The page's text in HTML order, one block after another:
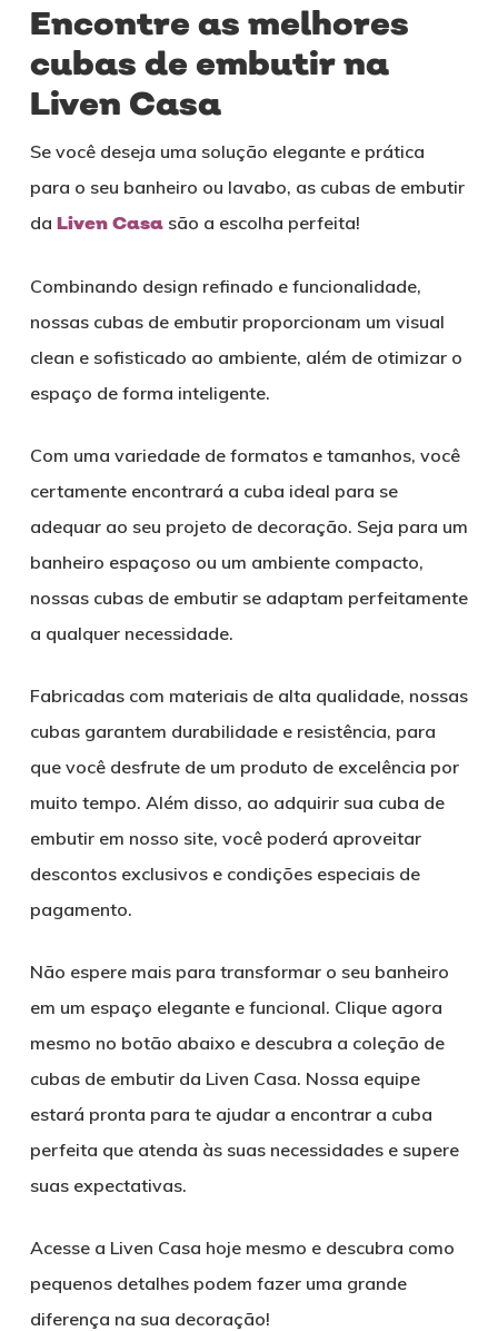
Encontre as melhores
cubas de embutir na
Liven Casa
Se você deseja uma solução elegante e prática
para o seu banheiro ou lavabo, as cubas de embutir
da Liven Casasão a escolha perfeita!
Combinando design refinado e funcionalidade,
nossas cubas de embutir proporcionam um visual
clean e sofisticado ao ambiente, além de otimizar o
espaço de forma inteligente.
Com uma variedade de formatos e tamanhos, você
certamente encontrará a cuba ideal para se
adequar ao seu projeto de decoração. Seja para um
banheiro espaçoso ou um ambiente compacto,
nossas cubas de embutir se adaptam perfeitamente
a qualquer necessidade.
Fabricadas com materiais de alta qualidade, nossas
cubas garantem durabilidade e resistência, para
que você desfrute de um produto de excelência por
muito tempo. Além disso, ao adquirir sua cuba de
embutir em nosso site, você poderá aproveitar
descontos exclusivos e condições especiais de
pagamento.
Não espere mais para transformar o seu banheiro
em um espaço elegante e funcional. Clique agora
mesmo no botão abaixo e descubra a coleção de
cubas de embutir da Liven Casa. Nossa equipe
estará pronta para te ajudar a encontrar a cuba
perfeita que atenda às suas necessidades e supere
suas expectativas.
Acesse a Liven Casa hoje mesmo e descubra como
pequenos detalhes podem fazer uma grande
diferença na sua decoração!